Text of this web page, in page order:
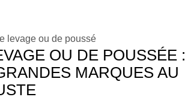
levage ou de poussé
OU DE POUSSÉE :
MARQUES AU